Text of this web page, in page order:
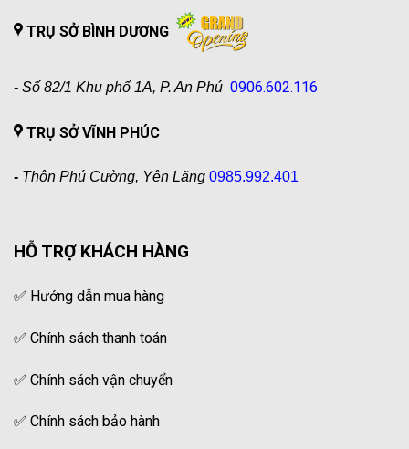
TRỤ SỞ BÌNH DƯƠNG
- Số 82/1 Khu phố 1A, P. An Phú 0906.602.116
TRỤ SỞ VĨNH PHÚC
- Thôn Phú Cường, Yên Lãng 0985.992.401
HỖ TRỢ KHÁCH HÀNG
✅ Hướng dẫn mua hàng
✅ Chính sách thanh toán
✅ Chính sách vận chuyển
✅ Chính sách bảo hành